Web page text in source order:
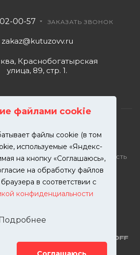
файлами cookie
файлы cookie (в том
используемые «Яндекс-
на кнопку «Соглашаюсь»,
на обработку файлов
в соответствии с
конфиденциальности
00-57 ЗАКАЗАТЬ ЗВОНОК
zakaz@kutuzovv.ru
Краснобогатырская
улица, 89, стр. 1.
| Кузовной ремонт и покраска
на сайте – собственность
ООО "КУТУЗОВВ"
с сайта KUTUZOVV.RU без
Все права защищены.
zakaz@kutuzovv.ru